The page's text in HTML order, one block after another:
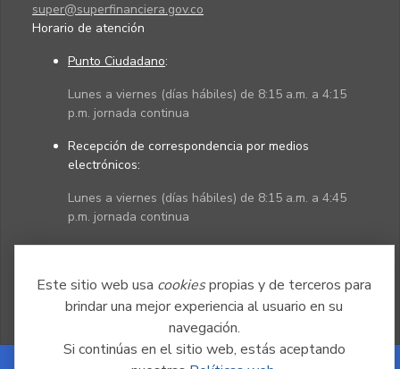
Este sitio web usa cookiespropias y de terceros para
brindar una mejor experiencia al usuario en su
navegación.
Si continúas en el sitio web, estás aceptando
super@superfinanciera.gov.co
Horario de atención
Punto Ciudadano:
Lunes a viernes (días hábiles) de 8:15 a.m. a 4:15
p.m. jornada continua
Recepción de correspondencia por medios
electrónicos:
Lunes a viernes (días hábiles) de 8:15 a.m. a 4:45
p.m. jornada continua